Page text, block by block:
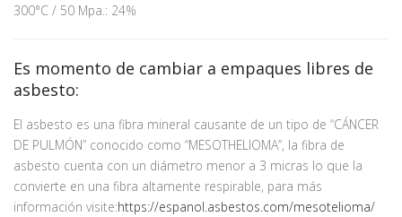
300°C / 50 Mpa.: 24%
Es momento de cambiar a empaques libres de
asbesto:
El asbesto es una fibra mineral causante de un tipo de “CÁNCER
DE PULMÓN” conocido como “MESOTHELIOMA”, la fibra de
asbesto cuenta con un diámetro menor a 3 micras lo que la
convierte en una fibra altamente respirable, para más
información visite:https://espanol.asbestos.com/mesotelioma/